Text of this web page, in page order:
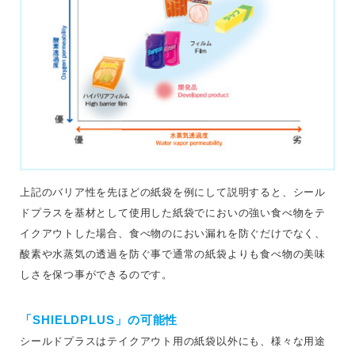
上記のバリア性を先ほどの紙袋を例にして説明すると、シール
ドプラスを基材として使用した紙袋でにおいの強い食べ物をテ
イクアウトした場合、食べ物のにおい漏れを防ぐだけでなく、
酸素や水蒸気の透過を防ぐ事で通常の紙袋よりも食べ物の美味
しさを保つ事ができるのです。
「SHIELDPLUS」の可能性
シールドプラスはテイクアウト用の紙袋以外にも、様々な用途